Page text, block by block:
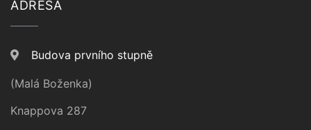
ADRESA
Budova prvního stupně
(Malá Boženka)
Knappova 287